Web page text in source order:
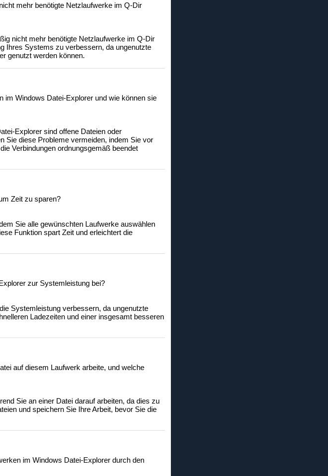
mehr benötigte Netzlaufwerke im Q-Dir
nicht mehr benötigte Netzlaufwerke im Q-Dir
Ihres Systems zu verbessern, da ungenutzte
genutzt werden können.
im Windows Datei-Explorer und wie können sie
Explorer sind offene Dateien oder
Sie diese Probleme vermeiden, indem Sie vor
Verbindungen ordnungsgemäß beendet
Zeit zu sparen?
Sie alle gewünschten Laufwerke auswählen
Funktion spart Zeit und erleichtert die
zur Systemleistung bei?
Systemleistung verbessern, da ungenutzte
Ladezeiten und einer insgesamt besseren
auf diesem Laufwerk arbeite, und welche
Sie an einer Datei darauf arbeiten, da dies zu
und speichern Sie Ihre Arbeit, bevor Sie die
im Windows Datei-Explorer durch den